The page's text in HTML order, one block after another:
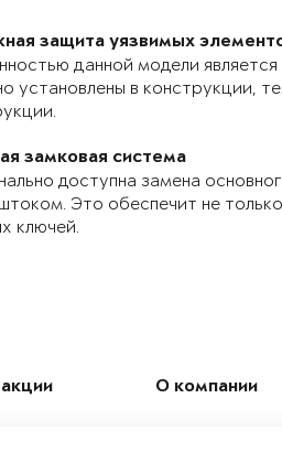
защита уязвимых
данной модели
установлены в конструкции,
замковая система
доступна замена
Это обеспечит не
ключей.
О компании